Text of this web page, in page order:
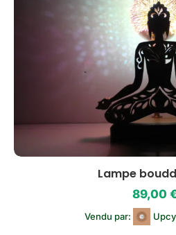
Lampe
89,00
Vendu par: